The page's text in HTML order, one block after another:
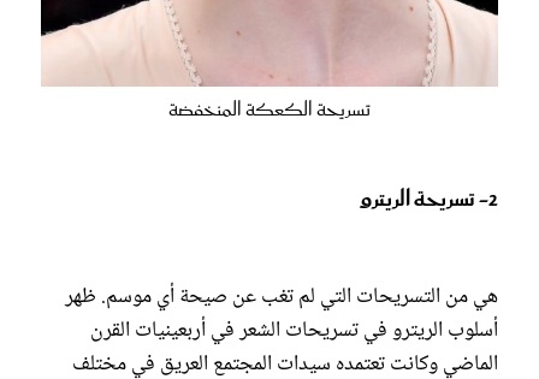
تسريحة الكعكة المنخفضة
2- تسريحة الريترو
هي من التسريحات التي لم تغب عن صيحة أي موسم. ظهر
أسلوب الريترو في تسريحات الشعر في أربعينيات القرن
الماضي وكانت تعتمده سيدات المجتمع العريق في مختلف